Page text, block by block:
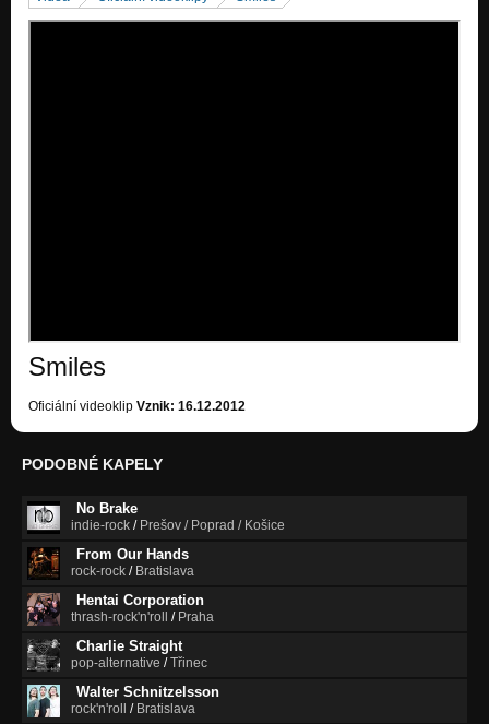
Papyllon - Into the city
Papyllon- Marble
Smiles
Oficiální videoklip Vznik: 16.12.2012
PODOBNÉ KAPELY
No Brake
indie-rock / Prešov / Poprad / Košice
From Our Hands
rock-rock / Bratislava
Hentai Corporation
thrash-rock'n'roll / Praha
Charlie Straight
pop-alternative /Třinec
Walter Schnitzelsson
rock'n'roll / Bratislava